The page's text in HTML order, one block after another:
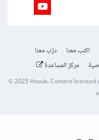
اكتب معنا
درّب معنا
مركز المساعدة
© 2025Hsoub.Content